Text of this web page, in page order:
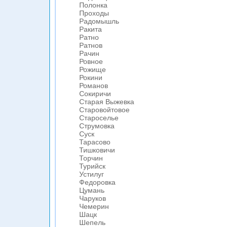
Полонка
Проходы
Радомышль
Ракита
Ратно
Ратнов
Рачин
Ровное
Рожище
Рокини
Романов
Сокиричи
Старая Выжевка
Старовойтовое
Староселье
Струмовка
Суск
Тарасово
Тишковичи
Торчин
Турийск
Устилуг
Федоровка
Цумань
Чаруков
Чемерин
Шацк
Шепель